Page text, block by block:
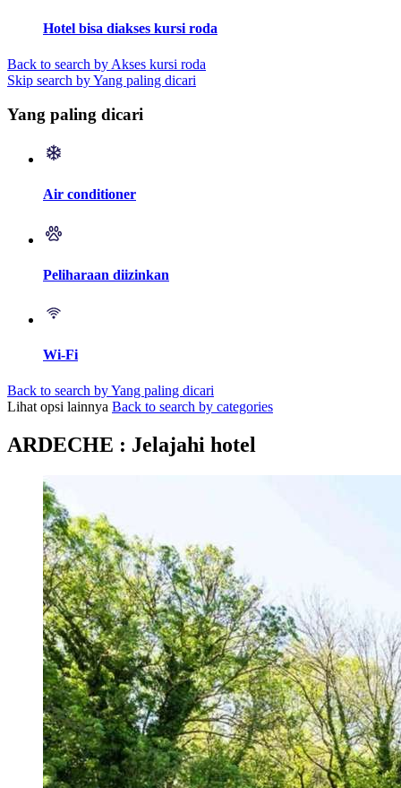
Hotel bisa diakses kursi roda
Back to search by Akses kursi roda
Skip search by Yang paling dicari
Yang paling dicari
Air conditioner
Peliharaan diizinkan
Wi-Fi
Back to search by Yang paling dicari
Lihat opsi lainnya Back to search by categories
ARDECHE : Jelajahi hotel